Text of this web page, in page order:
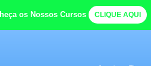
os Nossos Cursos CLIQUE AQUI